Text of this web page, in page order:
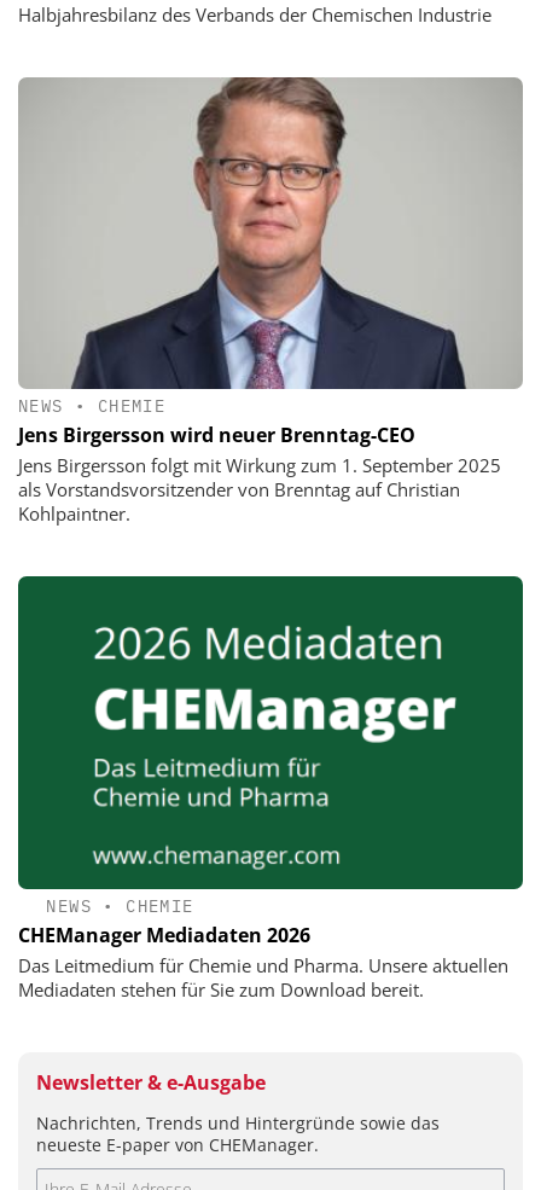
Halbjahresbilanz des Verbands der Chemischen Industrie
NEWS • CHEMIE
Jens Birgersson wird neuer Brenntag-CEO
Jens Birgersson folgt mit Wirkung zum 1. September 2025
als Vorstandsvorsitzender von Brenntag auf Christian
Kohlpaintner.
NEWS • CHEMIE
CHEManager Mediadaten 2026
Das Leitmedium für Chemie und Pharma. Unsere aktuellen
Mediadaten stehen für Sie zum Download bereit.
Newsletter & e-Ausgabe
Nachrichten, Trends und Hintergründe sowie das
neueste E-paper von CHEManager.